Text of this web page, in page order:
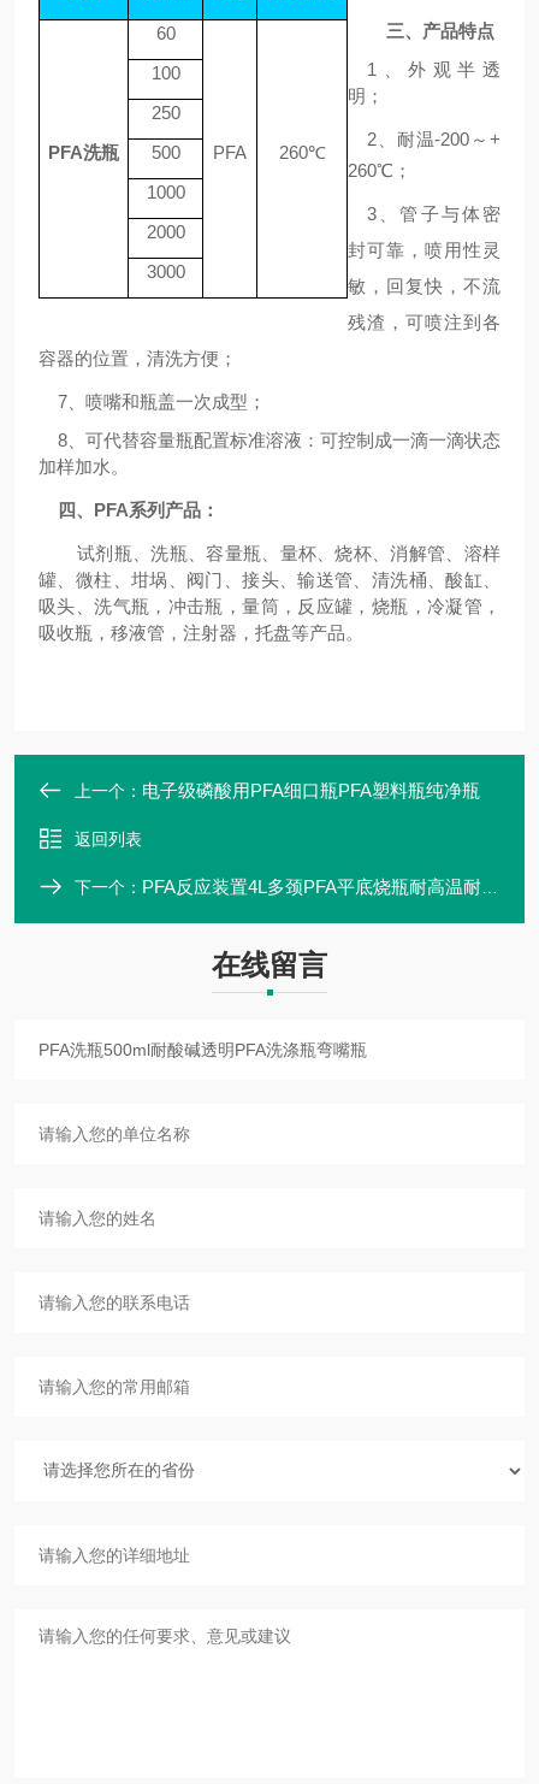
PFA洗瓶
60
PFA 260℃
100
250
500
1000
2000
3000
三、产品特点
1、外观半透
明 ；
2、 耐温-200～+
260℃；
3、管子与体密
封可靠，喷用性灵
敏，回复快，不流
残渣，可喷注到各
容器的位置，清洗方便；
7、 喷嘴和瓶盖一次成型 ；
8、 可代替容量瓶配置标准溶液 ： 可控制成一滴一滴状态
加样加水 。
四、 PFA系列产品：
试剂瓶、洗瓶、容量瓶、量杯、烧杯、消解管、溶样
罐、微柱、坩埚、阀门、接头、输送管、清洗桶、酸缸、
吸头、洗气瓶，冲击瓶，量筒，反应罐，烧瓶，冷凝管，
吸收瓶，移液管，注射器，托盘等产品。
上一个： 电子级磷酸用PFA细口瓶PFA塑料瓶纯净瓶
返回列表
下一个： PFA反应装置4L多颈PFA平底烧瓶耐高温耐腐蚀
在线留言